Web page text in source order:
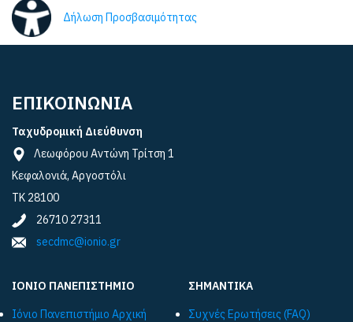
Δήλωση Προσβασιμότητας
ΕΠΙΚΟΙΝΩΝΙΑ
Ταχυδρομική Διεύθυνση
Λεωφόρου Αντώνη Τρίτση 1
Κεφαλονιά, Αργοστόλι
ΤΚ 28100
26710 27311
secdmc@ionio.gr
ΙΟΝΙΟ ΠΑΝΕΠΙΣΤΗΜΙΟ
Ιόνιο Πανεπιστήμιο Αρχική
ΣΗΜΑΝΤΙΚΑ
Συχνές Ερωτήσεις (FAQ)